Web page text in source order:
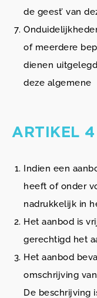
de geest’ van
of meerdere
dienen uitgelegd
deze algemene
ARTIKEL
Indien een
heeft of onder
nadrukkelijk in
Het aanbod is
gerechtigd het
Het aanbod
omschrijving
De beschrijving